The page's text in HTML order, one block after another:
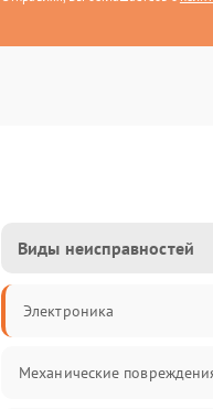
Виды неисправностей
Электроника
Механические